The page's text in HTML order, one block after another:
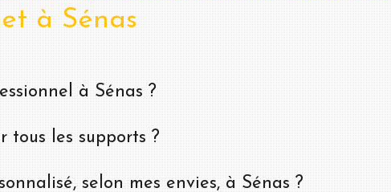
à Sénas
à Sénas ?
tous les supports ?
selon mes envies, à Sénas ?